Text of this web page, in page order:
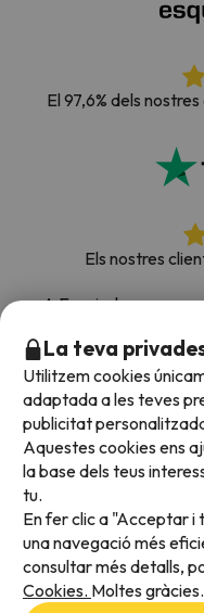
El 97,6% dels
Els nostres
A Esquiades.com
opinió, totes les
web
Confia en
Acceptem
La teva
Utilitzem cookies
adaptada a les teves
publicitat
Aquestes cookies ens
la base dels teus
tu.
En fer clic a "Acceptar
una navegació més
consultar més detalls,
Cookies. Moltes gràcies.